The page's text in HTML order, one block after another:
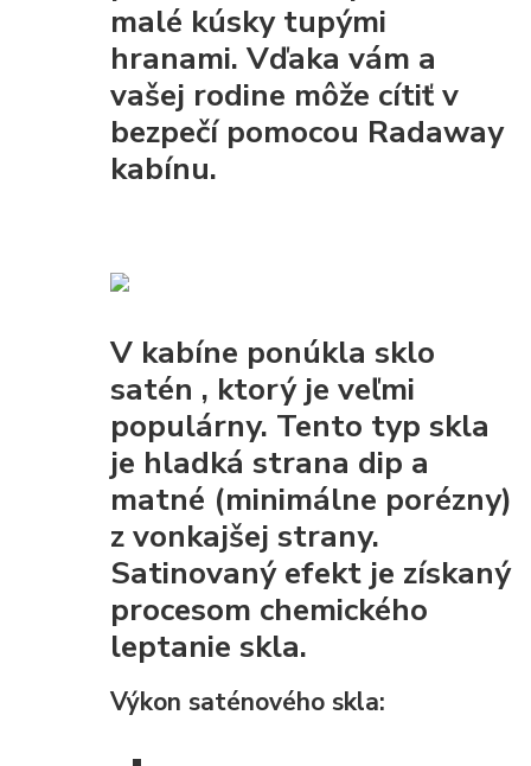
malé kúsky tupými
hranami. Vďaka vám a
vašej rodine môže cítiť v
bezpečí pomocou Radaway
kabínu.
V kabíne ponúklasklo
satén , ktorý je veľmi
populárny. Tento typ skla
je hladká strana dip a
matné (minimálne porézny)
z vonkajšej strany.
Satinovaný efekt je získaný
procesom chemického
leptanie skla.
Výkon saténového skla: